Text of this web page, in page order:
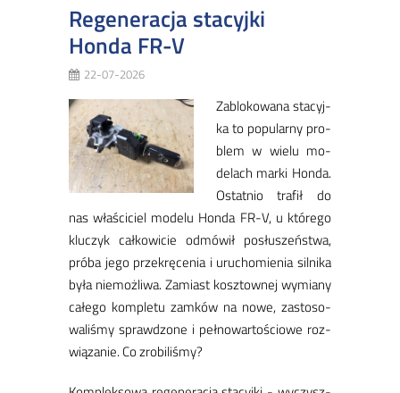
Regeneracja stacyjki
Honda FR-V
22-07-2026
​Za­blo­ko­wa­na sta­cyj­
ka to po­pu­lar­ny pro­
blem w wie­lu mo­
de­lach mar­ki Hon­da.
Ostat­nio tra­fił do
nas wła­ści­ciel mo­de­lu Hon­da FR-V, u któ­re­go
klu­czyk cał­ko­wi­cie od­mó­wił po­słu­szeń­stwa,
pró­ba je­go prze­krę­ce­nia i uru­cho­mie­nia sil­ni­ka
by­ła nie­moż­li­wa. ​Za­miast kosz­tow­nej wy­mia­ny
ca­łe­go kom­ple­tu zam­ków na no­we, za­sto­so­
wa­li­śmy spraw­dzo­ne i peł­no­war­to­ścio­we roz­
wią­za­nie. ​Co zro­bi­li­śmy?